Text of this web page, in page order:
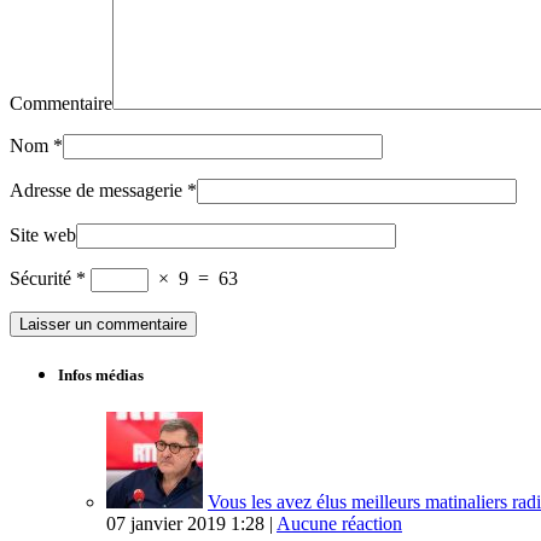
Commentaire
Nom *
Adresse de messagerie *
Site web
Sécurité * × 9 = 63
Infos médias
Vous les avez élus meilleurs matinaliers
07 janvier 2019 1:28 | Aucune réaction